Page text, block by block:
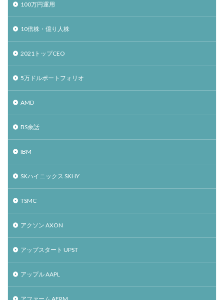
100万円運用
10倍株・億り人株
2021トップCEO
5万ドルポートフォリオ
AMD
BS余話
IBM
SKハイニックス SKHY
TSMC
アクソン AXON
アップスタート UPST
アップル AAPL